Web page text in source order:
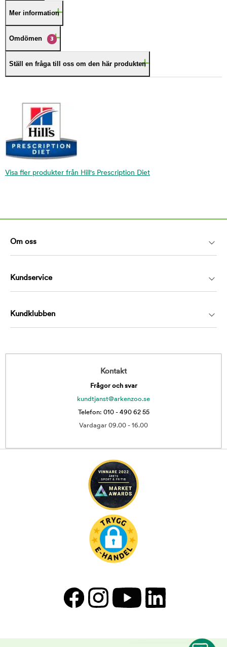
Mer information
Omdömen 3
Ställ en fråga till oss om den här produkten
Visa fler produkter från Hill's Prescription Diet
Om oss
Kundservice
Kundklubben
Kontakt
Frågor och svar
kundtjanst@arkenzoo.se
Telefon: 010 - 490 62 55
Vardagar 09.00 - 16.00